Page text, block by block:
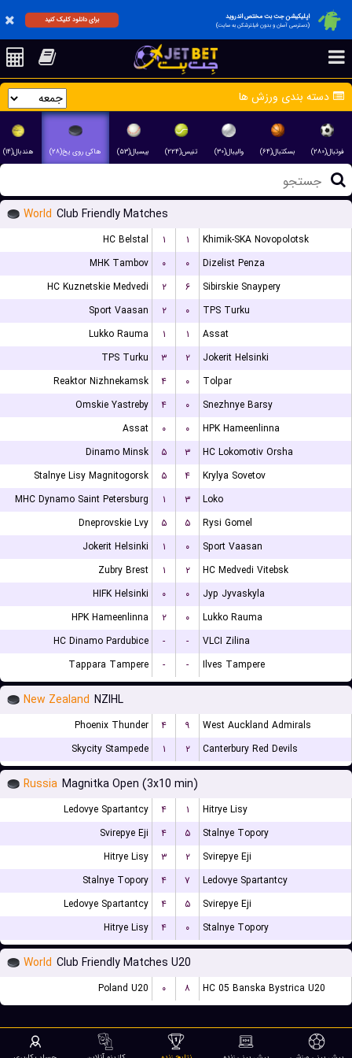
اپلیکیشن جت بت مختص اندروید
(دسترسی آسان و بدون فیلترشکن به سایت)
برای دانلود کلیک کنید
دسته بندی ورزش ها
فوتبال(۲۸۰) بسکتبال(۶۴) والیبال(۳۰) تنیس(۲۲۴) بیسبال(۵۳) هاکی روی یخ(۲۸) هندبال(۱۴)
World Club Friendly Matches
HC Belstal ۱ ۱
Khimik-SKA Novopolotsk
MHK Tambov
۰ ۰
Dizelist Penza
HC Kuznetskie Medvedi
۲ ۶
Sibirskie Snaypery
Sport Vaasan
۲ ۰
TPS Turku
Lukko Rauma
۱ ۱
Assat
TPS Turku
۳ ۲
Jokerit Helsinki
Reaktor Nizhnekamsk
۴ ۰
Tolpar
Omskie Yastreby
۴ ۰
Snezhnye Barsy
Assat
۰ ۰
HPK Hameenlinna
Dinamo Minsk
۵ ۳
HC Lokomotiv Orsha
Stalnye Lisy Magnitogorsk
۵ ۴
Krylya Sovetov
MHC Dynamo Saint Petersburg
۱ ۳
Loko
Dneprovskie Lvy
۵ ۵
Rysi Gomel
Jokerit Helsinki
۱ ۰
Sport Vaasan
Zubry Brest
۱ ۲
HC Medvedi Vitebsk
HIFK Helsinki
۰ ۰
Jyp Jyvaskyla
HPK Hameenlinna
۲ ۰
Lukko Rauma
HC Dinamo Pardubice
- -
VLCI Zilina
Tappara Tampere
- - Ilves Tampere
New Zealand NZIHL
Phoenix Thunder ۴ ۹
West Auckland Admirals
Skycity Stampede
۱ ۲ Canterbury Red Devils
Russia Magnitka Open (3x10 min)
Ledovye Spartantcy ۴ ۱
Hitrye Lisy
Svirepye Eji
۴ ۵
Stalnye Topory
Hitrye Lisy
۳ ۲
Svirepye Eji
Stalnye Topory
۴ ۷
Ledovye Spartantcy
Ledovye Spartantcy
۴ ۵
Svirepye Eji
Hitrye Lisy
۴ ۰ Stalnye Topory
World Club Friendly Matches U20
Poland U20 ۰ ۸ HC 05 Banska Bystrica U20